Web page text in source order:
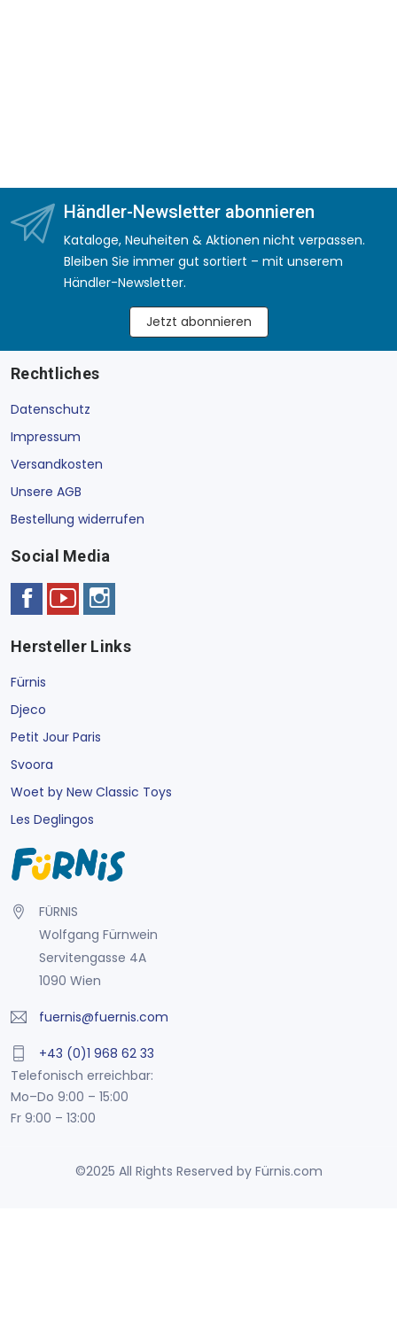
Händler-Newsletter abonnieren
Kataloge, Neuheiten & Aktionen nicht verpassen.
Bleiben Sie immer gut sortiert – mit unserem
Händler-Newsletter.
Jetzt abonnieren
Rechtliches
Datenschutz
Impressum
Versandkosten
Unsere AGB
Bestellung widerrufen
Social Media
Hersteller Links
Fürnis
Djeco
Petit Jour Paris
Svoora
Woet by New Classic Toys
Les Deglingos
FÜRNIS
Wolfgang Fürnwein
Servitengasse 4A
1090 Wien
fuernis@fuernis.com
+43 (0)1 968 62 33
Telefonisch erreichbar:
Mo–Do 9:00 – 15:00
Fr 9:00 – 13:00
©2025 All Rights Reserved by Fürnis.com